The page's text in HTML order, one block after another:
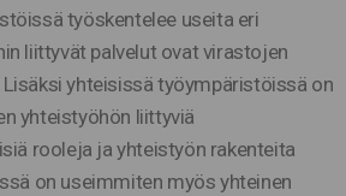
työskentelee useita eri
liittyvät palvelut ovat virastojen
yhteisissä työympäristöissä on
yhteistyöhön liittyviä
rooleja ja yhteistyön rakenteita
on useimmiten myös yhteinen